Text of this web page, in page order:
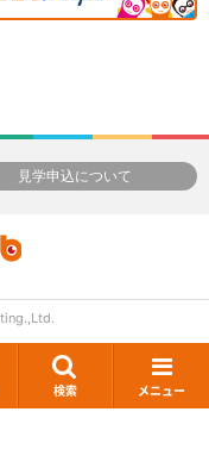
検索 メニュー
見学申込について